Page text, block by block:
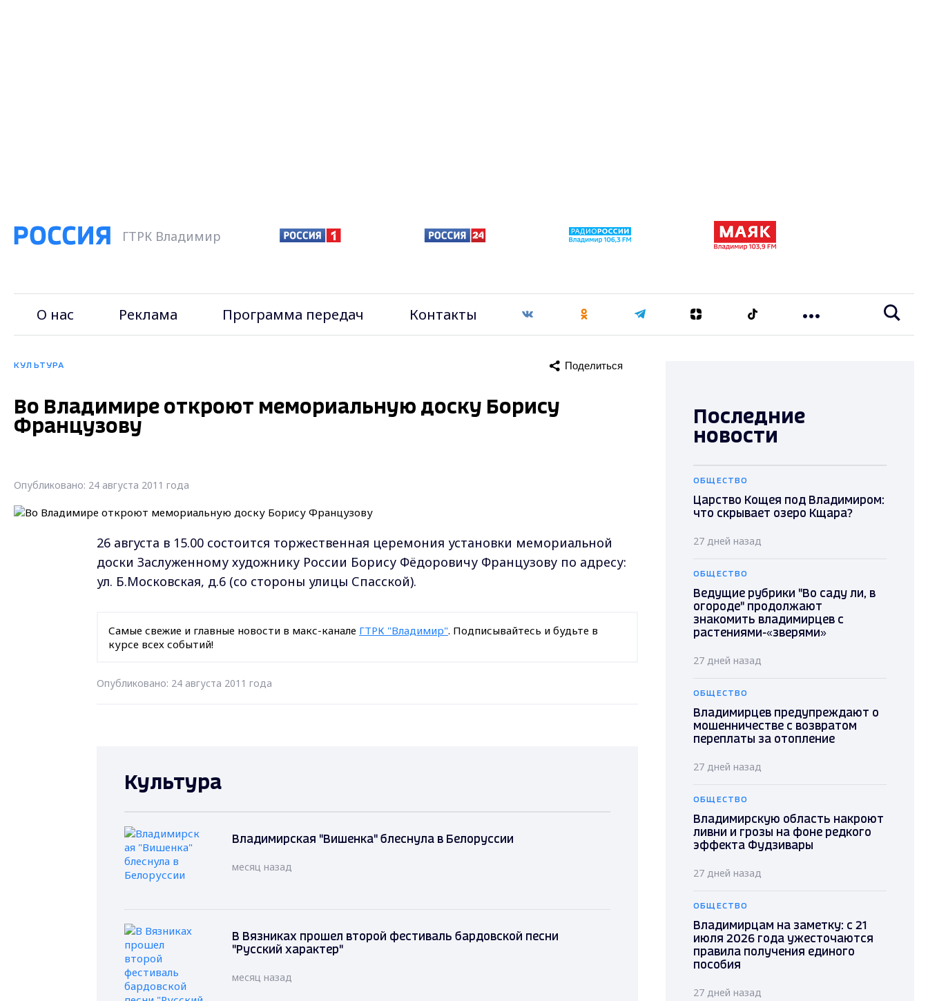
ГТРК Владимир
О нас Реклама Программа передач Контакты
КУЛЬТУРА Поделиться
Во Владимире откроют мемориальную доску Борису
Французову
Опубликовано: 24 августа 2011 года
26 августа в 15.00 состоится торжественная церемония установки мемориальной
доски Заслуженному художнику России Борису Фёдоровичу Французову по адресу:
ул. Б.Московская, д.6 (со стороны улицы Спасской).
Самые свежие и главные новости в макс-канале ГТРК "Владимир". Подписывайтесь и будьте в
курсе всех событий!
Опубликовано: 24 августа 2011 года
Культура
Владимирская "Вишенка" блеснула в Белоруссии
месяц назад
В Вязниках прошел второй фестиваль бардовской песни
"Русский характер"
месяц назад
Последние
новости
ОБЩЕСТВО
Царство Кощея под Владимиром:
что скрывает озеро Кщара?
27 дней назад
ОБЩЕСТВО
Ведущие рубрики "Во саду ли, в
огороде" продолжают
знакомить владимирцев с
растениями-«зверями»
27 дней назад
ОБЩЕСТВО
Владимирцев предупреждают о
мошенничестве с возвратом
переплаты за отопление
27 дней назад
ОБЩЕСТВО
Владимирскую область накроют
ливни и грозы на фоне редкого
эффекта Фудзивары
27 дней назад
ОБЩЕСТВО
Владимирцам на заметку: с 21
июля 2026 года ужесточаются
правила получения единого
пособия
27 дней назад